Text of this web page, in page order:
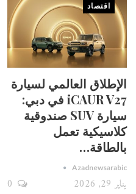
اقتصاد
الإطلاق العالمي لسيارة
iCAUR V27 في دبي:
سيارة SUV صندوقية
كلاسيكية تعمل
بالطاقة…
Azadnewsarabic
يناير 29, 2026